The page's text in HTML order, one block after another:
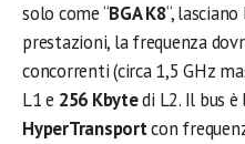
solo come “BGA K8“,
prestazioni, la frequenza
concorrenti (circa 1,5 GHz
L1 e 256 Kbytedi L2. Il bus è
HyperTransportcon